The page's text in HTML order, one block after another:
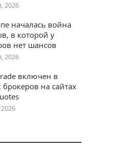
2026
началась война
в которой у
нет шансов
2026
включен в
брокеров на сайтах